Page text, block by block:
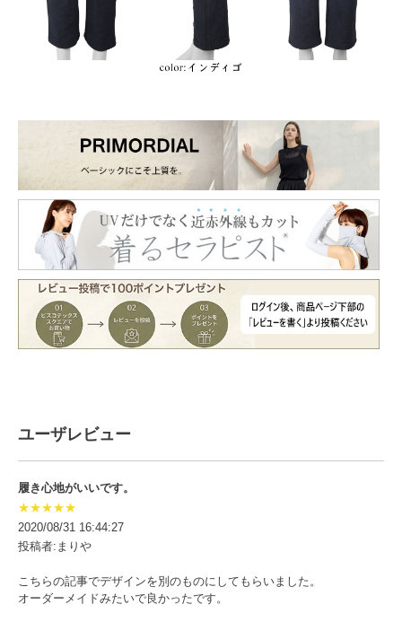
ユーザレビュー
履き心地がいいです。
★★★★★
2020/08/31 16:44:27
投稿者:まりや
こちらの記事でデザインを別のものにしてもらいました。
オーダーメイドみたいで良かったです。